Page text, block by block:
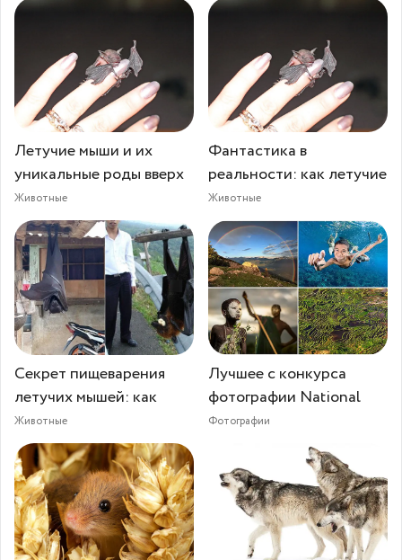
Летучие мыши и их
уникальные роды вверх
Животные
Фантастика в
реальности: как летучие
Животные
Секрет пищеварения
летучих мышей: как
Животные
Лучшее с конкурса
фотографии National
Фотографии